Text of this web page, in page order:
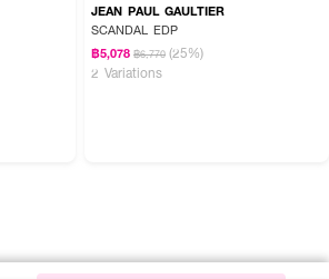
JEAN PAUL GAULTIER
SCANDAL EDP
฿5,078 ฿6,770 (25%)
2 Variations